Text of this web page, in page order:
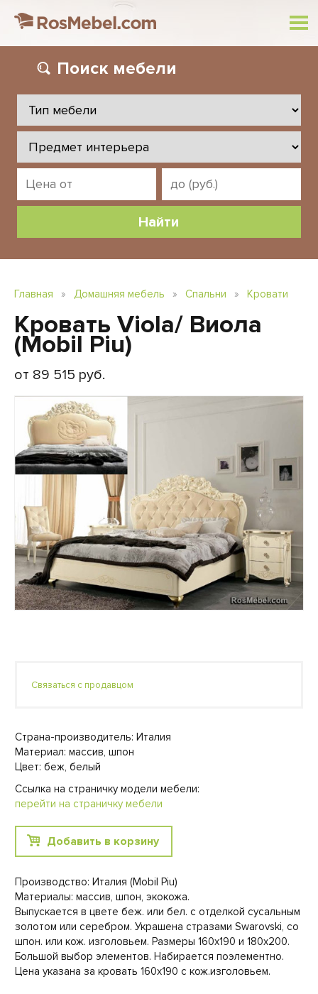
Поиск мебели
Главная » Домашняя мебель » Спальни » Кровати
Кровать Viola/ Виола
(Mobil Piu)
от 89 515 руб.
Связаться с продавцом
Страна-производитель: Италия
Материал: массив, шпон
Цвет: беж, белый
Ссылка на страничку модели мебели:
перейти на страничку мебели
Добавить в корзину
Производство: Италия (Mobil Piu)
Материалы: массив, шпон, экокожа.
Выпускается в цвете беж. или бел. с отделкой сусальным
золотом или серебром. Украшена стразами Swarovski, со
шпон. или кож. изголовьем. Размеры 160х190 и 180х200.
Большой выбор элементов. Набирается поэлементно.
Цена указана за кровать 160х190 с кож.изголовьем.